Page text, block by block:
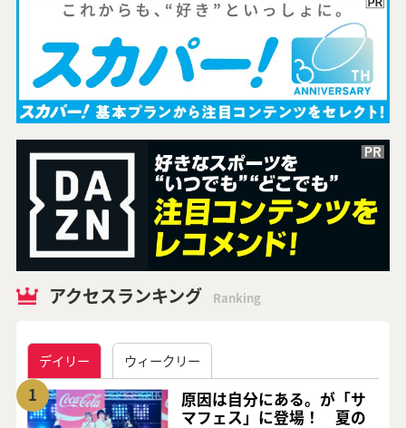
アクセスランキング Ranking
デイリー ウィークリー
1
原因は自分にある。が「サ
マフェス」に登場！ 夏の